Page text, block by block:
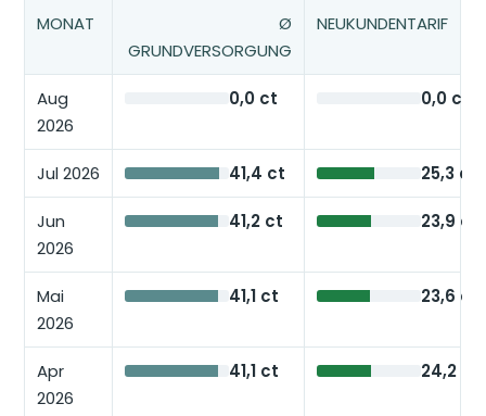
MONAT
Ø
GRUNDVERSORGUNG
NEUKUNDENTARIF
Aug
2026
0,0 ct 0,0 ct
Jul 2026 41,4 ct 25,3 ct
Jun
2026
41,2 ct 23,9 ct
Mai
2026
41,1 ct 23,6 ct
Apr
2026
41,1 ct 24,2 ct